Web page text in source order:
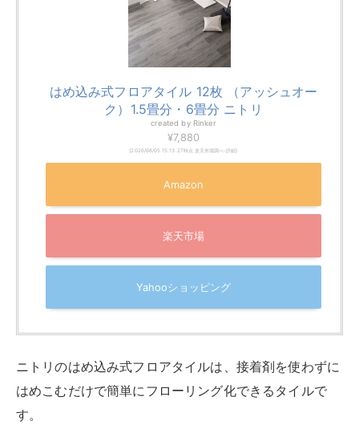
122×18cm（12枚入り）
カラーバリエーション
・ホワイトオーク
・アッシュオーク
・ウォールナット
・ナチュラルオーク
・シャビーオーク
素材 ポリ塩化ビニル
ニトリ ウッドカーペット 江戸間3帖